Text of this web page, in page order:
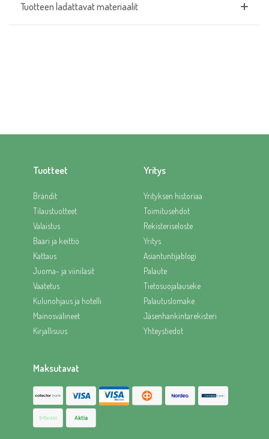
Tuotteen ladattavat materiaalit
Tuotteet
Brändit
Tilaustuotteet
Valaistus
Baari ja keittiö
Kattaus
Juoma- ja viinilasit
Vaatetus
Kulunohjaus ja hotelli
Mainosvälineet
Kirjallisuus
Yritys
Yrityksen historiaa
Toimitusehdot
Rekisteriseloste
Yritys
Asiantuntijablogi
Palaute
Tietosuojalauseke
Palautuslomake
Jäsenhankintarekisteri
Yhteystiedot
Maksutavat